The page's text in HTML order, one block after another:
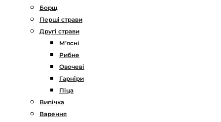
Борщ
Перші страви
Другі страви
М’ясні
Рибне
Овочеві
Гарніри
Піца
Випічка
Варення